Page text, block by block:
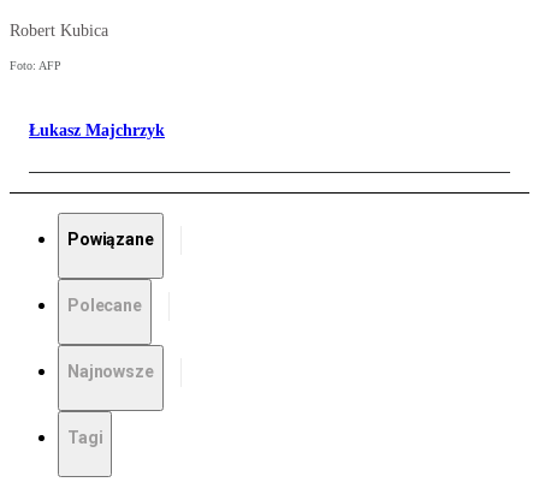
Robert Kubica
Foto: AFP
Łukasz Majchrzyk
Powiązane
Polecane
Najnowsze
Tagi